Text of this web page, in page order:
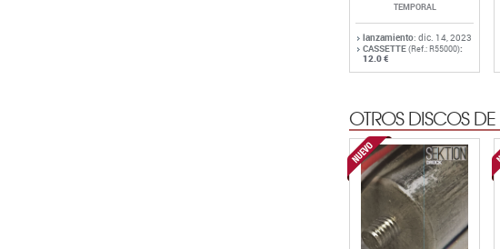
TEMPORAL
lanzamiento: dic. 14, 2023
CASSETTE(Ref.: R55000):
12.0 €
OTROS DISCOS DE